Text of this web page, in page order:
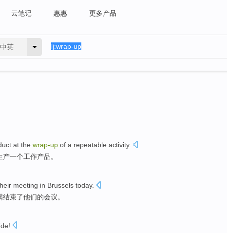
云笔记 惠惠 更多产品
中英
at the wrap-up of a repeatable activity.
产一个工作产品。
meeting in Brussels today.
结束了他们的会议。